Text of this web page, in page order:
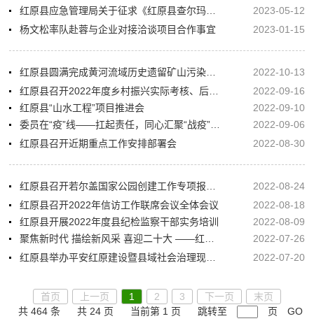
2023-05-12
杨文松率队赴蓉与企业对接洽谈项目合作事宜
2023-01-15
2022-10-13
2022-09-16
红原县“山水工程”项目推进会
2022-09-10
2022-09-06
红原县召开近期重点工作安排部署会
2022-08-30
2022-08-24
红原县召开2022年信访工作联席会议全体会议
2022-08-18
红原县开展2022年度县纪检监察干部实务培训
2022-08-09
2022-07-26
2022-07-20
首页 上一页 1 2 3 下一页
末页
共 464 条
共 24 页 当前第 1 页 跳转至 页 GO